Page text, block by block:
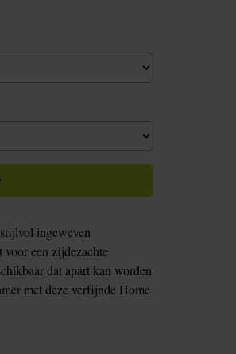
ingeweven
een zijdezachte
dat apart kan worden
met deze verfijnde Home